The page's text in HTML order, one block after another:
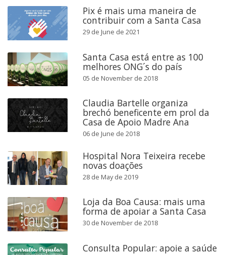
Pix é mais uma maneira de
contribuir com a Santa Casa
29 de June de 2021
Santa Casa está entre as 100
melhores ONG´s do país
05 de November de 2018
Claudia Bartelle organiza
brechó beneficente em prol da
Casa de Apoio Madre Ana
06 de June de 2018
Hospital Nora Teixeira recebe
novas doações
28 de May de 2019
Loja da Boa Causa: mais uma
forma de apoiar a Santa Casa
30 de November de 2018
Consulta Popular: apoie a saúde